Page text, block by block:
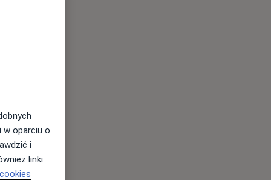
Śr,
12 Sie
w oparciu o
i
linki